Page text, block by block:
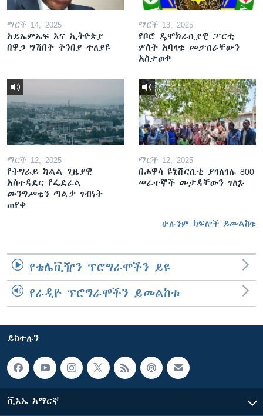
ማርች 14, 2025
አይኤምኤፍ እና ኢትዮጵያ
በዋጋ ግሽበት ትንበያ ተለያዩ
ማርች 13, 2025
የቦሮ ዴሞክራሲያዊ ፓርቲ
ሦስት አባላቱ መታሰራቸውን
አስታወቀ
ማርች 12, 2025
የትግራይ ክልል ጊዜያዊ
አስተዳደር የፌደራል
መንግሥቱን ጣልቃ ገብነት
ጠየቀ
ማርች 12, 2025
በሐዋሳ ዩኒቨርሲቲ ያገለገሉ 800
ሠራተኞች መታዳቸውን ገለጹ
ሁሉንም ክፍሎች ይመልከቱ
የቴሌቪዥን ፕሮግራሞችን ይዩ
የራዲዮ ፕሮግራሞችን ይመልከቱ
ይከተሉን
ቪኦኤ አማርኛ